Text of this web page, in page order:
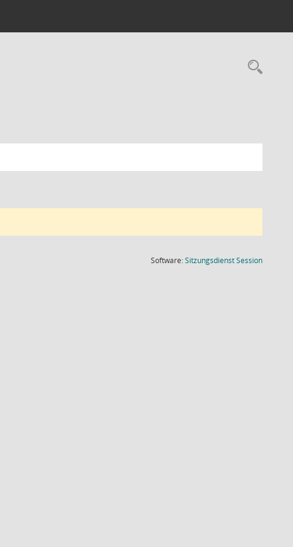
Software:SitzungsdienstSession(Wird in